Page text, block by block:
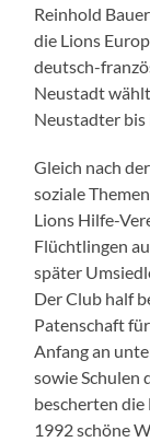
Reinhold
die Lions
deutsch-
Neustadt
Neustadter
Gleich nach
soziale
Lions Hilfe-
Flüchtlingen
später
Der Club half
Patenschaft
Anfang an
sowie Schulen
bescherten die
1992 schöne